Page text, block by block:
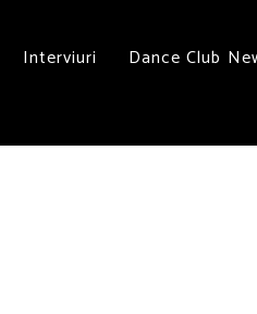
Interviuri Dance Club